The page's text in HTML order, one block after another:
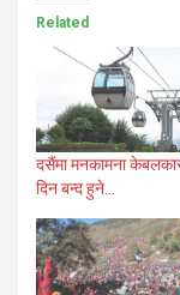
Related
दसैंमा मनकामना
दिन बन्द हुने…